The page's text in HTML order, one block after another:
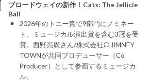
ブロードウェイの新作！Cats: The Jellicle
Ball
2026年のトニー賞で9部門にノミネー
ト、ミュージカル演出賞を含む3冠を受
賞。西野亮廣さん/株式会社CHIMNEY
TOWNが共同プロデューサー（Co
Producer）として参画するミュージカ
ル。